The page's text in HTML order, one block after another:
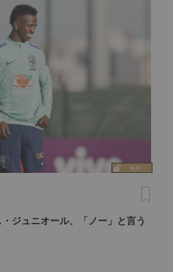
ジュニオール、「ノー」と言う